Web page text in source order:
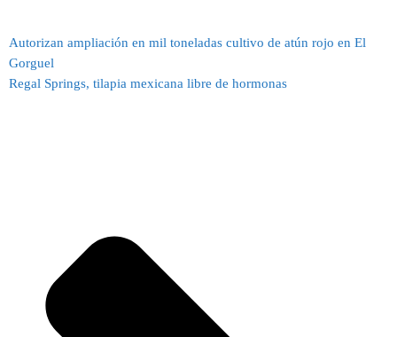
Autorizan ampliación en mil toneladas cultivo de atún rojo en El
Gorguel
Regal Springs, tilapia mexicana libre de hormonas